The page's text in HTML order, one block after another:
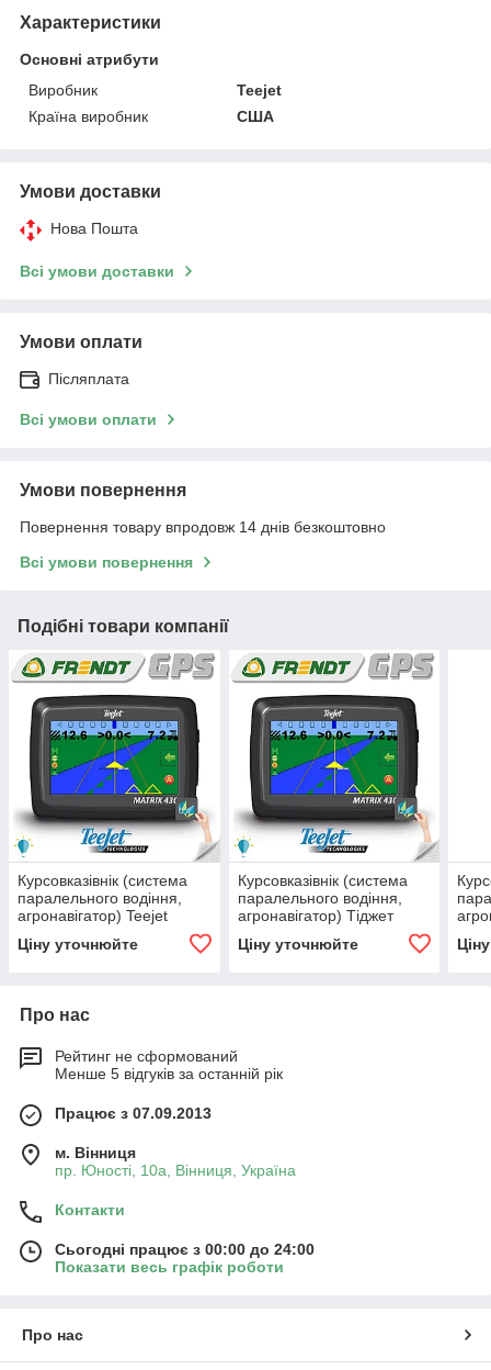
Характеристики
Основні атрибути
Виробник
Teejet
Країна виробник
США
Умови доставки
Нова Пошта
Всі умови доставки
Умови оплати
Післяплата
Всі умови оплати
Умови повернення
Повернення товару впродовж 14 днів безкоштовно
Всі умови повернення
Подібні товари компанії
Курсовказівнік (система
паралельного водіння,
агронавігатор) Teejet
Ціну уточнюйте
Курсовказівнік (система
паралельного водіння,
агронавігатор) Тіджет
Ціну уточнюйте
Про нас
Рейтинг не сформований
Менше 5 відгуків за останній рік
Працює з 07.09.2013
м. Вінниця
пр. Юності, 10a, Вінниця, Україна
Контакти
Сьогодні працює з 00:00 до 24:00
Показати весь графік роботи
Про нас